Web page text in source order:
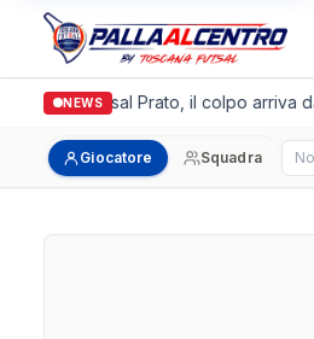
NEWS
Futsal Prato, il colpo arriva
Giocatore Squadra